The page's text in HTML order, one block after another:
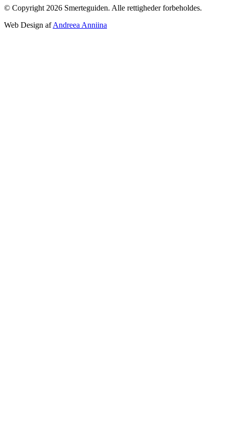
© Copyright 2026 Smerteguiden. Alle rettigheder forbeholdes.
Web Design afAndreea Anniina